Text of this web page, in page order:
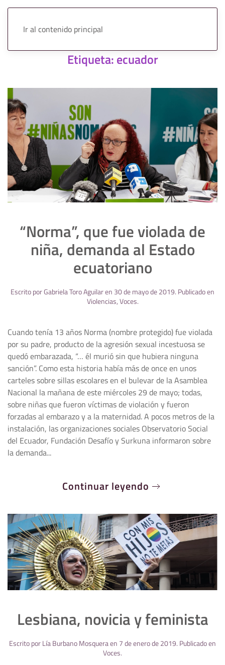
Ir al contenido principal
Etiqueta:ecuador
“Norma”, que fue violada de
niña, demanda al Estado
ecuatoriano
Escrito porGabriela Toro Aguilaren 30 de mayo de 2019. Publicado en
Violencias,Voces.
Cuando tenía 13 años Norma (nombre protegido) fue violada
por su padre, producto de la agresión sexual incestuosa se
quedó embarazada, “… él murió sin que hubiera ninguna
sanción”. Como esta historia había más de once en unos
carteles sobre sillas escolares en el bulevar de la Asamblea
Nacional la mañana de este miércoles 29 de mayo; todas,
sobre niñas que fueron víctimas de violación y fueron
forzadas al embarazo y a la maternidad. A pocos metros de la
instalación, las organizaciones sociales Observatorio Social
del Ecuador, Fundación Desafío y Surkuna informaron sobre
la demanda...
Continuar leyendo
Lesbiana, novicia y feminista
Escrito porLía Burbano Mosqueraen 7 de enero de 2019. Publicado en
Voces.